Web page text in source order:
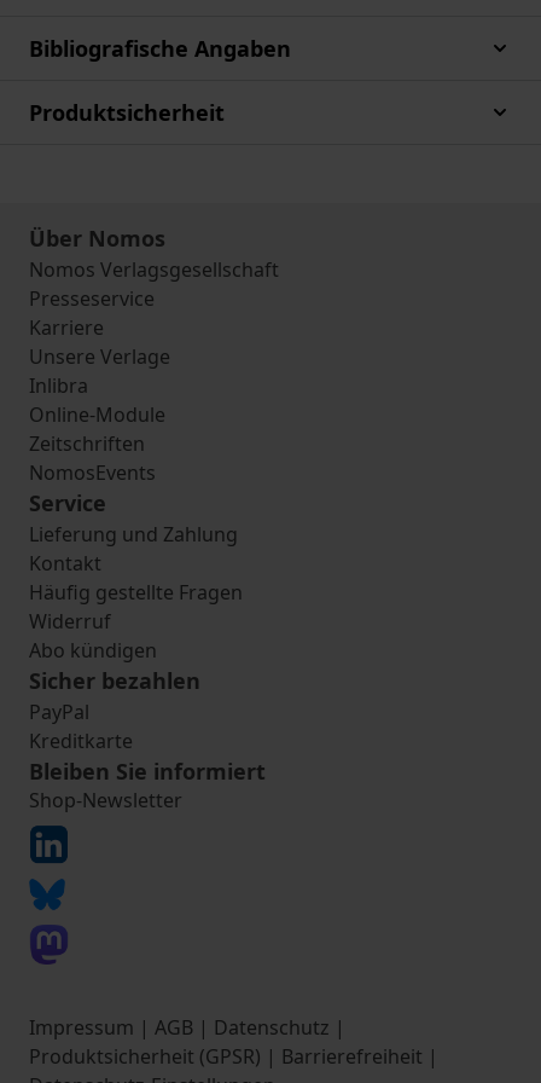
Bibliografische Angaben
Produktsicherheit
Über Nomos
Nomos Verlagsgesellschaft
Presseservice
Karriere
Unsere Verlage
Inlibra
Online-Module
Zeitschriften
NomosEvents
Service
Lieferung und Zahlung
Kontakt
Häufig gestellte Fragen
Widerruf
Abo kündigen
Sicher bezahlen
PayPal
Kreditkarte
Bleiben Sie informiert
Shop-Newsletter
Impressum | AGB | Datenschutz |
Produktsicherheit (GPSR) | Barrierefreiheit |